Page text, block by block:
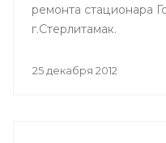
ремонта стационара
г.Стерлитамак.
25 декабря 2012